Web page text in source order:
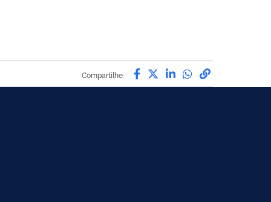
Compartilhe: Compartilhe por
Compartilhe por
Compartilhe por
Compartilhe
link para